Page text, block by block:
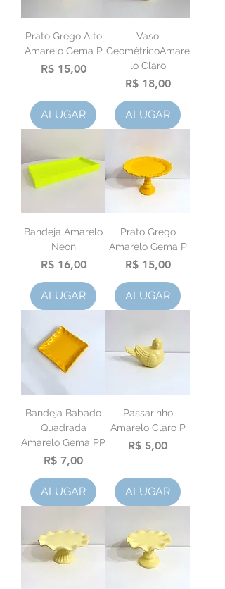
Prato Grego Alto
Amarelo Gema P
Preço
R$ 15,00
ALUGAR
Vaso
GeométricoAmare
lo Claro
Preço
R$ 18,00
ALUGAR
Bandeja Amarelo
Neon
Preço
R$ 16,00
ALUGAR
Prato Grego
Amarelo Gema P
Preço
R$ 15,00
ALUGAR
Bandeja Babado
Quadrada
Amarelo Gema PP
Preço
R$ 7,00
ALUGAR
Passarinho
Amarelo Claro P
Preço
R$ 5,00
ALUGAR